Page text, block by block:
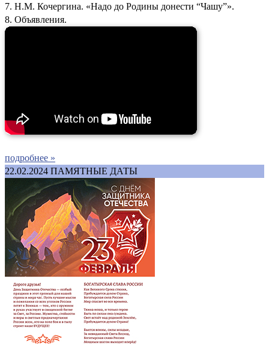
7. Н.М. Кочергина. «Надо до Родины донести “Чашу”».
8. Объявления.
подробнее »
22.02.2024 ПАМЯТНЫЕ ДАТЫ